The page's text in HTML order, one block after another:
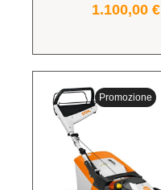
1.100,00 €
Promozione